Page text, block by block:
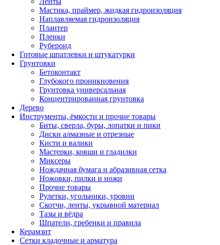
Мастика, праймер, жидкая гидроизоляция
Наплавляемая гидроизоляция
Плантер
Пленки
Рубероид
Готовые шпатлевки и штукатурки
Грунтовки
Бетоконтакт
Глубокого проникновения
Грунтовка универсальная
Концентрированная грунтовка
Дерево
Инструменты, ёмкости и прочие товары
Биты, сверла, буры, лопатки и пики
Диски алмазные и отрезные
Кисти и валики
Мастерки, ковши и гладилки
Миксеры
Нождачная бумага и абразивная сетка
Ножовки, пилки и ножи
Прочие товары
Рулетки, угольники, уровни
Скотчи, ленты, укрывной материал
Тазы и вёдра
Шпатели, гребенки и правила
Керамзит
Сетки кладочные и арматура